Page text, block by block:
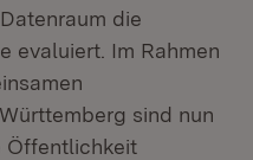
die
evaluiert. Im Rahmen
sind nun
Öffentlichkeit